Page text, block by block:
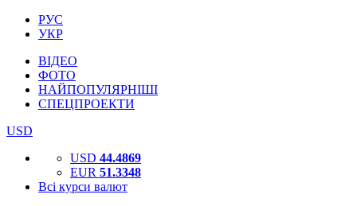
РУС
УКР
ВІДЕО
ФОТО
НАЙПОПУЛЯРНІШІ
СПЕЦПРОЕКТИ
USD
USD 44.4869
EUR 51.3348
Всі курси валют